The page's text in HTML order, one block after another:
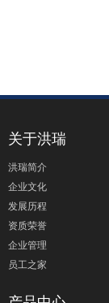
关于洪瑞
洪瑞简介
企业文化
发展历程
资质荣誉
企业管理
员工之家